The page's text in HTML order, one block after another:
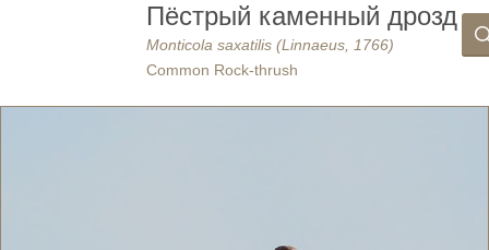
Пёстрый каменный дрозд
Monticola saxatilis (Linnaeus, 1766)
Common Rock-thrush